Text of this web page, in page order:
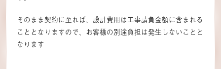
そのまま契約に至れば、設計費用は工事請負金額に含まれる
こととなりますので、お客様の別途負担は発生しないことと
なります